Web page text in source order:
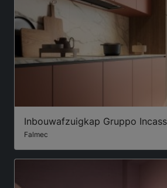
Inbouwafzuigkap Gruppo
Falmec